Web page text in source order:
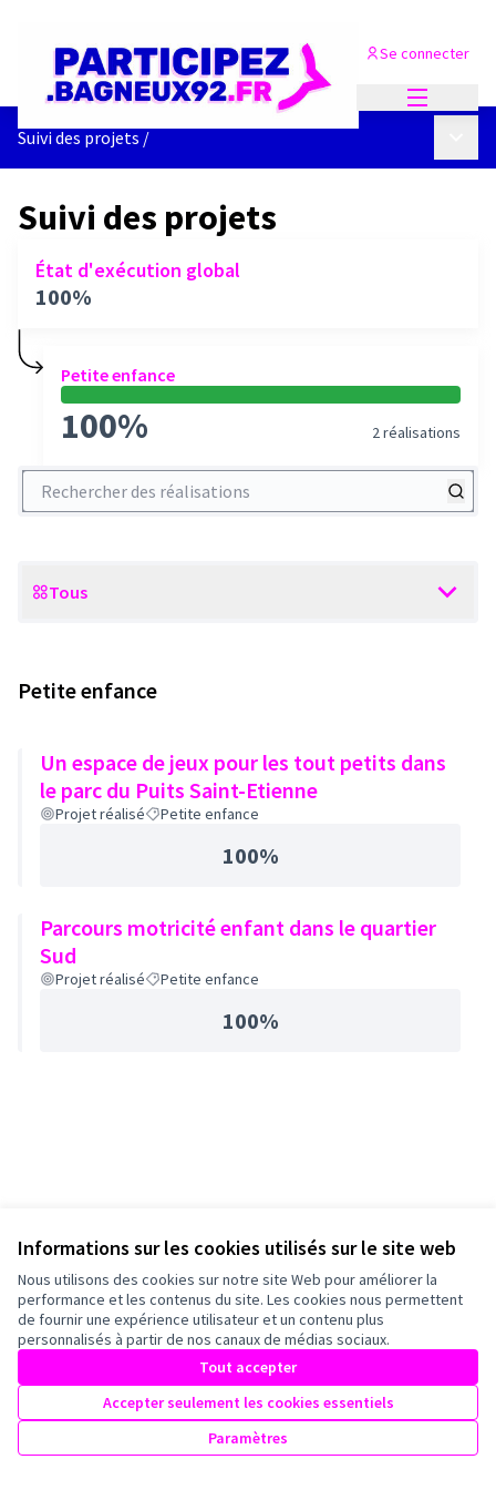
Informations sur les cookies utilisés sur le site web
Nous utilisons des cookies sur notre site Web pour améliorer la
performance et les contenus du site. Les cookies nous permettent
de fournir une expérience utilisateur et un contenu plus
personnalisés à partir de nos canaux de médias sociaux.
Tout accepter
Accepter seulement les cookies essentiels
Paramètres
Se connecter
Suivi des projets /
Suivi des projets
État d'exécution global
100%
Petite enfance
100% 2 réalisations
Rechercher des réalisations
Scope
Tous
Petite enfance
Un espace de jeux pour les tout petits dans
le parc du Puits Saint-Etienne
Projet réalisé Petite enfance
100%
Parcours motricité enfant dans le quartier
Sud
Projet réalisé Petite enfance
100%